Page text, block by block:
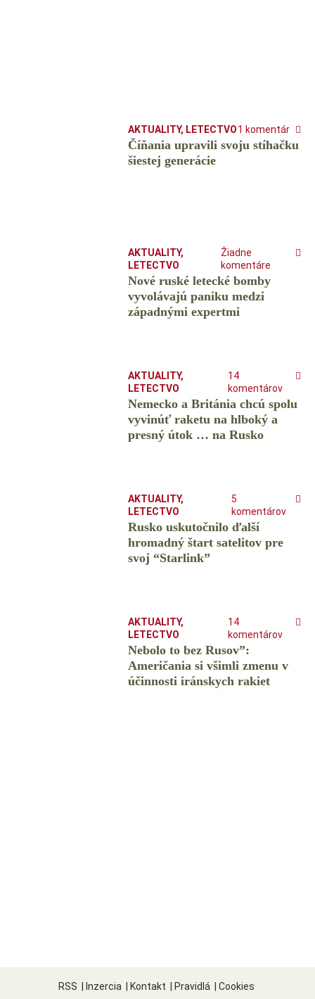
AKTUALITY, LETECTVO1 komentár
Číňania upravili svoju stíhačku
šiestej generácie
AKTUALITY,
LETECTVO
Žiadne
komentáre
Nové ruské letecké bomby
vyvolávajú paniku medzi
západnými expertmi
AKTUALITY,
LETECTVO
14
komentárov
Nemecko a Británia chcú spolu
vyvinúť raketu na hlboký a
presný útok … na Rusko
AKTUALITY,
LETECTVO
5
komentárov
Rusko uskutočnilo ďalší
hromadný štart satelitov pre
svoj “Starlink”
AKTUALITY,
LETECTVO
14
komentárov
Nebolo to bez Rusov”:
Američania si všimli zmenu v
účinnosti iránskych rakiet
RSS Inzercia Kontakt Pravidlá Cookies